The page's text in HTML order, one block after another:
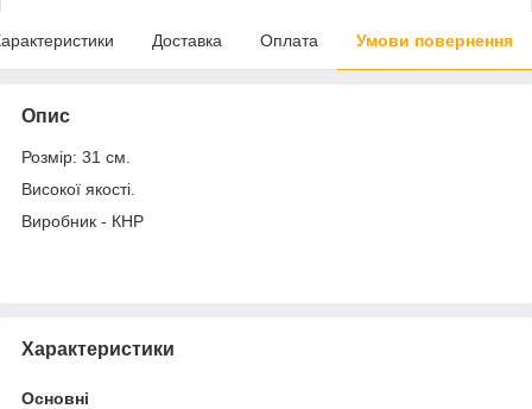
Доставка Оплата Умови повернення
Опис
Розмір: 31 см.
Високої якості.
Виробник - КНР
Характеристики
Основні